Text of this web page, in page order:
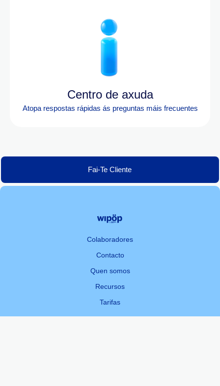
Centro de axuda
Atopa respostas rápidas ás preguntas máis frecuentes
Fai-Te Cliente
Colaboradores
Contacto
Quen somos
Recursos
Tarifas